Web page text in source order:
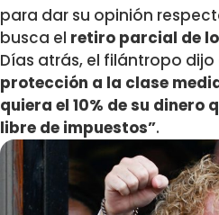
para dar su opinión
busca el retiro parcial de
Días atrás, el filántropo dijo
protección a la clase
quiera el 10% de su dinero
libre de impuestos”.